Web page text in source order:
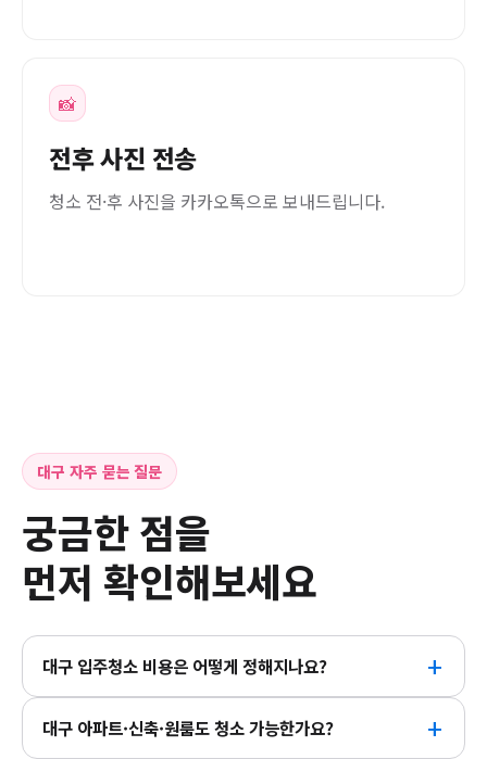
📸
전후 사진 전송
청소 전·후 사진을 카카오톡으로 보내드립니다.
대구 자주 묻는 질문
궁금한 점을
먼저 확인해보세요
대구 입주청소 비용은 어떻게 정해지나요?
대구 아파트·신축·원룸도 청소 가능한가요?